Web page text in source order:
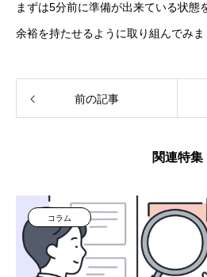
まずは5分前に準備が出来ている状態
余裕を持たせるように取り組んでみま
前の記事
関連特集
コラム